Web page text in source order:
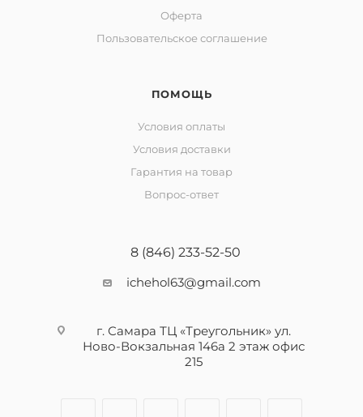
Оферта
Пользовательское соглашение
ПОМОЩЬ
Условия оплаты
Условия доставки
Гарантия на товар
Вопрос-ответ
8 (846) 233-52-50
ichehol63@gmail.com
г. Самара ТЦ «Треугольник» ул.
Ново-Вокзальная 146а 2 этаж офис
215